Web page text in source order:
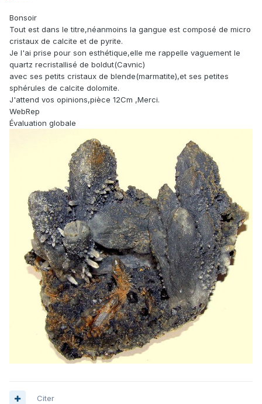
Bonsoir
Tout est dans le titre,néanmoins la gangue est composé de micro
cristaux de calcite et de pyrite.
Je l'ai prise pour son esthétique,elle me rappelle vaguement le
quartz recristallisé de boldut(Cavnic)
avec ses petits cristaux de blende(marmatite),et ses petites
sphérules de calcite dolomite.
J'attend vos opinions,pièce 12Cm ,Merci.
WebRep
Évaluation globale
Citer